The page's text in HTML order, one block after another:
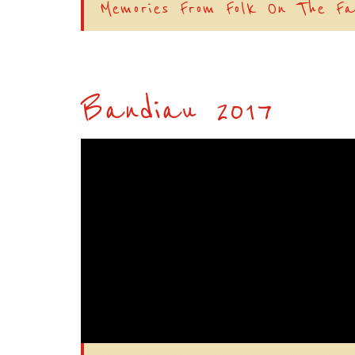
Memories From Folk On The
Bandiau 2017